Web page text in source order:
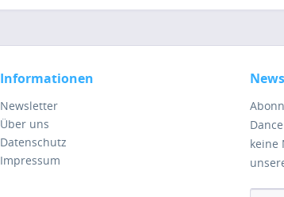
Informationen
Newsletter
Über uns
Datenschutz
Impressum
keine